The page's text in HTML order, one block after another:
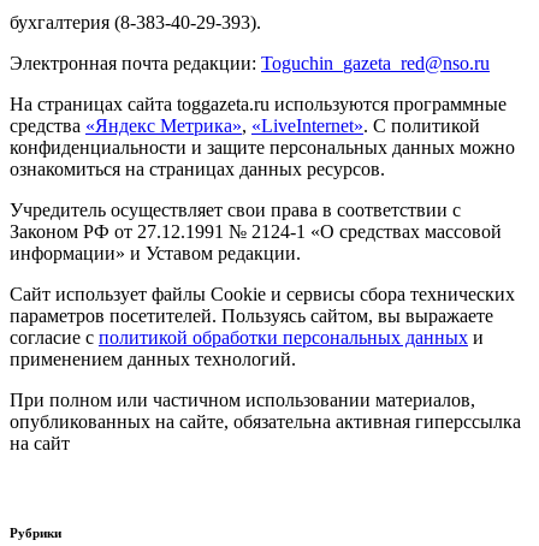
бухгалтерия (8-383-40-29-393).
Электронная почта редакции: Toguchin gazeta red@nso.ru
На страницах сайта toggazeta.ru используются программные
средства «Яндекс Метрика», «LiveInternet». С политикой
конфиденциальности и защите персональных данных можно
ознакомиться на страницах данных ресурсов.
Учредитель осуществляет свои права в соответствии с
Законом РФ от 27.12.1991 № 2124-1 «О средствах массовой
информации» и Уставом редакции.
Сайт использует файлы Cookie и сервисы сбора технических
параметров посетителей. Пользуясь сайтом, вы выражаете
согласие с политикой обработки персональных данных и
применением данных технологий.
При полном или частичном использовании материалов,
опубликованных на сайте, обязательна активная гиперссылка
на сайт
Рубрики